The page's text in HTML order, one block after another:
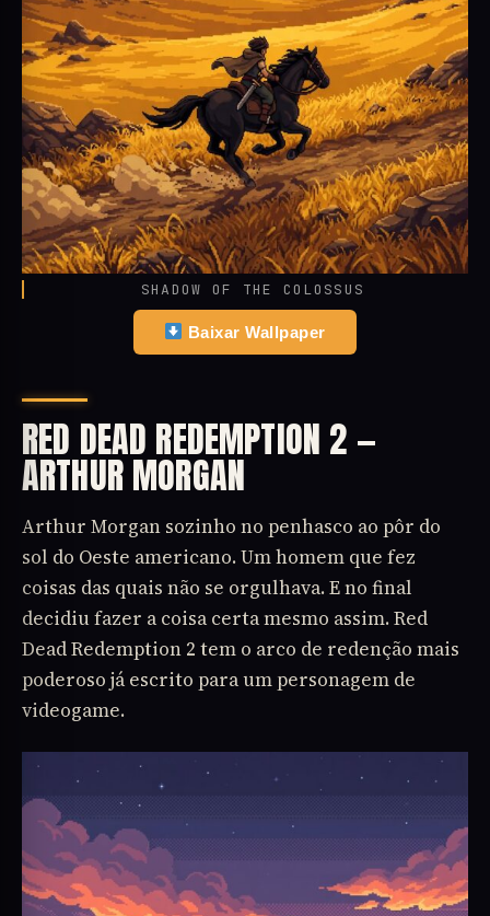
SHADOW OF THE COLOSSUS
Baixar Wallpaper
RED DEAD REDEMPTION 2 —
ARTHUR MORGAN
Arthur Morgan sozinho no penhasco ao pôr do
sol do Oeste americano. Um homem que fez
coisas das quais não se orgulhava. E no final
decidiu fazer a coisa certa mesmo assim. Red
Dead Redemption 2 tem o arco de redenção mais
poderoso já escrito para um personagem de
videogame.